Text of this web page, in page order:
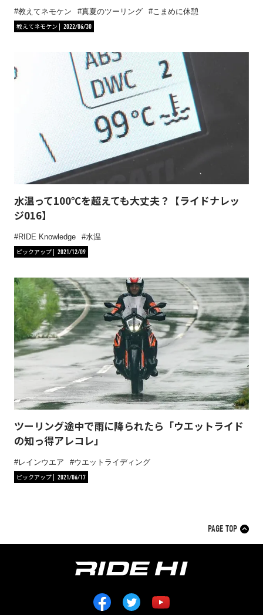
教えてネモケン 真夏のツーリング
こまめに休憩
教えてネモケン
2022/06/30
水温って100℃を超えても大丈夫？【ライドナレッ
ジ016】
RIDE Knowledge
水温
ピックアップ
2021/12/09
ツーリング途中で雨に降られたら「ウエットライド
の知っ得アレコレ」
レインウエア
ウエットライディング
ピックアップ
2021/06/17
PAGE TOP